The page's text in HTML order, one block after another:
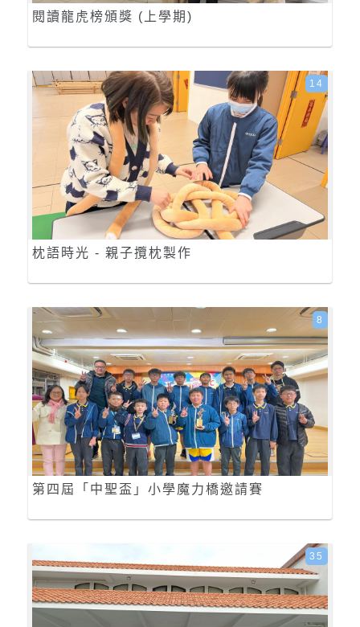
閱讀龍虎榜頒獎 (上學期)
枕語時光 - 親子攬枕製作
14
第四屆「中聖盃」小學魔力橋邀請賽
8
35